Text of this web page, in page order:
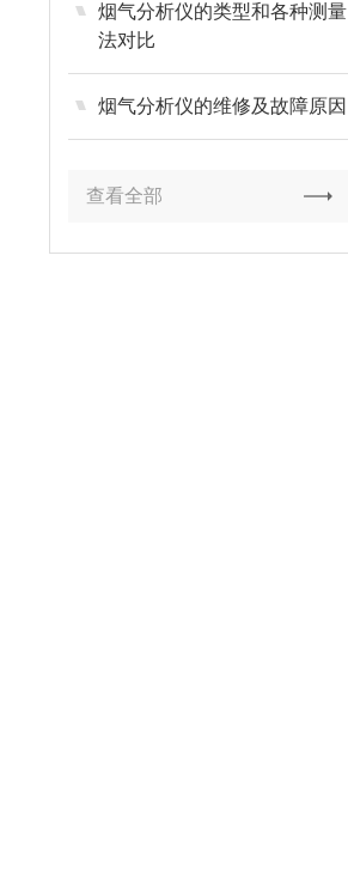
烟气分析仪的类型和各种测量
法对比
烟气分析仪的维修及故障原因
查看全部